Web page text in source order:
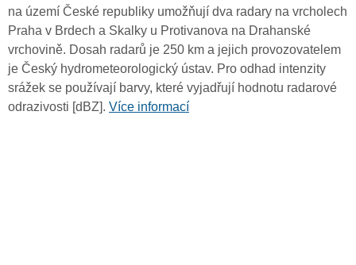
na území České republiky umožňují dva radary na vrcholech
Praha v Brdech a Skalky u Protivanova na Drahanské
vrchovině. Dosah radarů je 250 km a jejich provozovatelem
je Český hydrometeorologický ústav. Pro odhad intenzity
srážek se používají barvy, které vyjadřují hodnotu radarové
odrazivosti [dBZ]. Více informací